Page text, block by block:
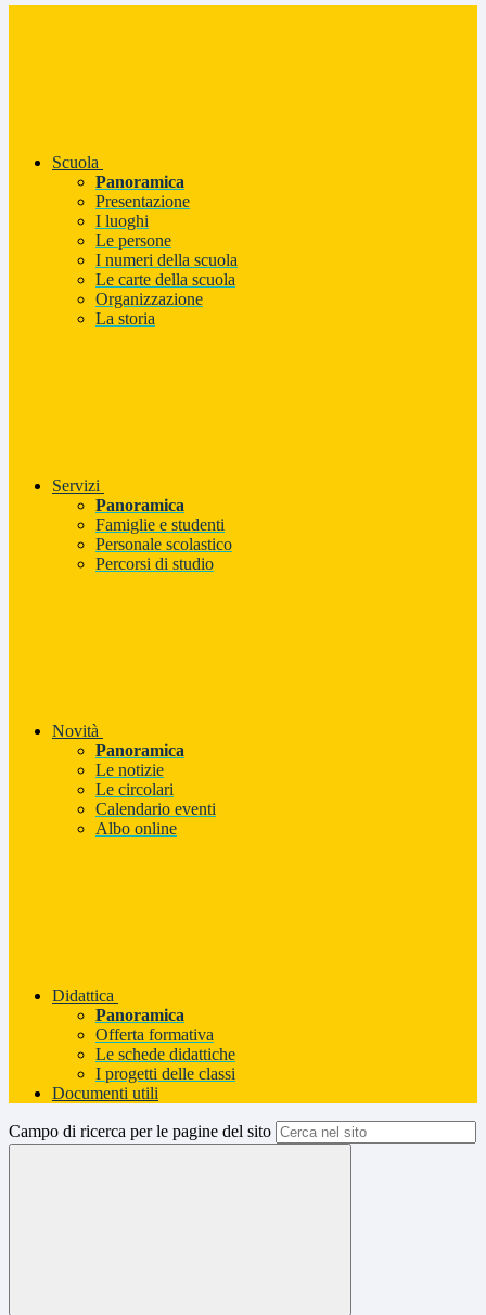
Scuola
Panoramica
Presentazione
I luoghi
Le persone
I numeri della scuola
Le carte della scuola
Organizzazione
La storia
Servizi
Panoramica
Famiglie e studenti
Personale scolastico
Percorsi di studio
Novità
Panoramica
Le notizie
Le circolari
Calendario eventi
Albo online
Didattica
Panoramica
Offerta formativa
Le schede didattiche
I progetti delle classi
Documenti utili
Campo di ricerca per le pagine del sito